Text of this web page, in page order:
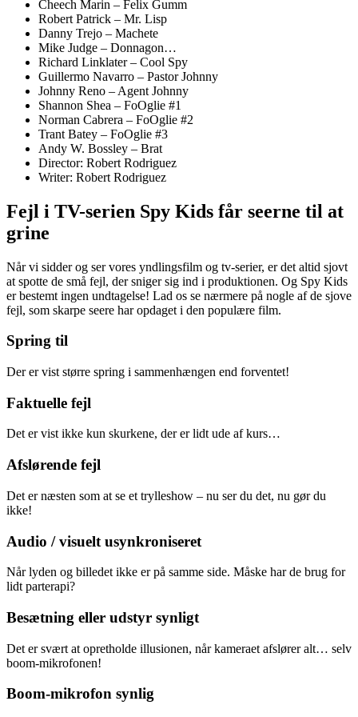
Cheech Marin – Felix Gumm
Robert Patrick – Mr. Lisp
Danny Trejo – Machete
Mike Judge – Donnagon…
Richard Linklater – Cool Spy
Guillermo Navarro – Pastor Johnny
Johnny Reno – Agent Johnny
Shannon Shea – FoOglie #1
Norman Cabrera – FoOglie #2
Trant Batey – FoOglie #3
Andy W. Bossley – Brat
Director: Robert Rodriguez
Writer: Robert Rodriguez
Fejl i TV-serien Spy Kids får seerne til at
grine
Når vi sidder og ser vores yndlingsfilm og tv-serier, er det altid sjovt
at spotte de små fejl, der sniger sig ind i produktionen. Og Spy Kids
er bestemt ingen undtagelse! Lad os se nærmere på nogle af de sjove
fejl, som skarpe seere har opdaget i den populære film.
Spring til
Der er vist større spring i sammenhængen end forventet!
Faktuelle fejl
Det er vist ikke kun skurkene, der er lidt ude af kurs…
Afslørende fejl
Det er næsten som at se et trylleshow – nu ser du det, nu gør du
ikke!
Audio / visuelt usynkroniseret
Når lyden og billedet ikke er på samme side. Måske har de brug for
lidt parterapi?
Besætning eller udstyr synligt
Det er svært at opretholde illusionen, når kameraet afslører alt… selv
boom-mikrofonen!
Boom-mikrofon synlig